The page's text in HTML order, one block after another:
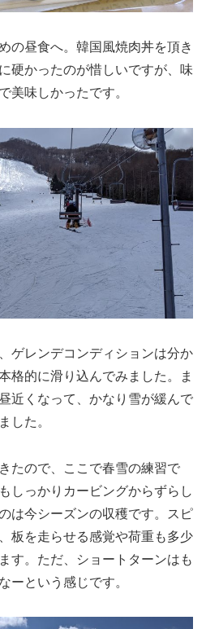
の昼食へ。韓国風焼肉丼を頂き
硬かったのが惜しいですが、味
美味しかったです。
ゲレンデコンディションは分か
格的に滑り込んでみました。ま
近くなって、かなり雪が緩んで
した。
たので、ここで春雪の練習で
しっかりカービングからずらし
は今シーズンの収穫です。スピ
板を走らせる感覚や荷重も多少
す。ただ、ショートターンはも
ーという感じです。